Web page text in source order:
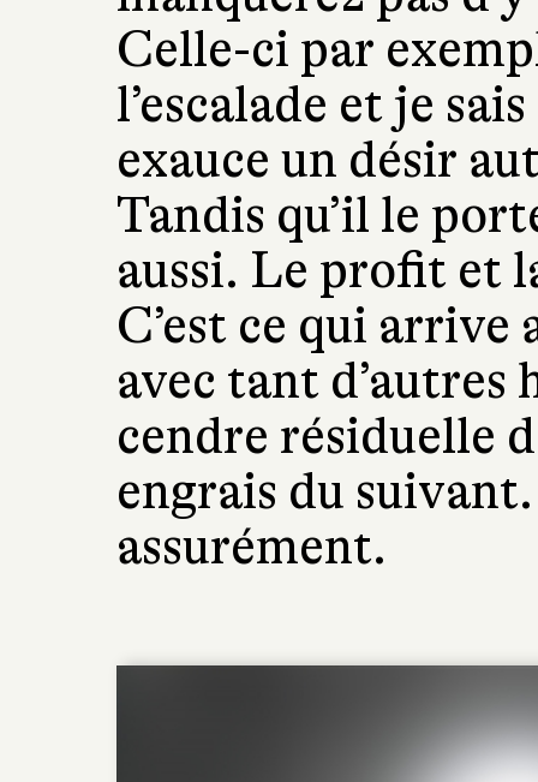
Celle-ci par
l’escalade et je
exauce un désir
Tandis qu’il le
aussi. Le profit et
C’est ce qui arrive
avec tant
cendre résiduelle
engrais du
assurément.